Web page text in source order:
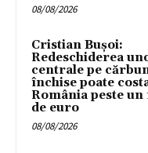
08/08/2026
Cristian Bușoi:
Redeschiderea
centrale pe
închise poate
România peste
de euro
08/08/2026